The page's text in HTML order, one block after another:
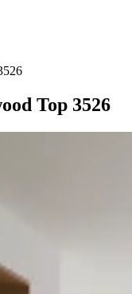
Top 3526